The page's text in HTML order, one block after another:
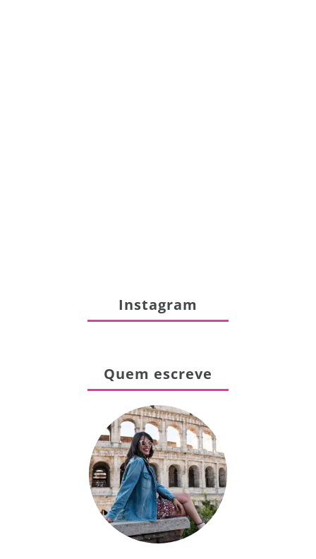
Instagram
Quem escreve